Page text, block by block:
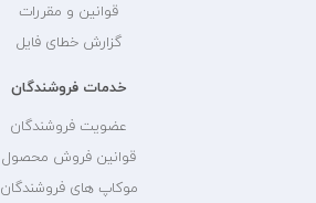
قوانین و مقررات
گزارش خطای فایل
خدمات فروشندگان
عضویت فروشندگان
قوانین فروش محصول
موکاپ های فروشندگان